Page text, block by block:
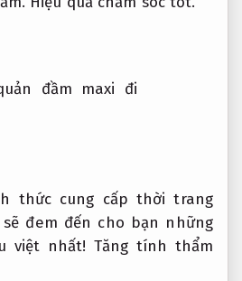
thức cung cấp thời trang
đem đến cho bạn những
việt nhất! Tăng tính thẩm